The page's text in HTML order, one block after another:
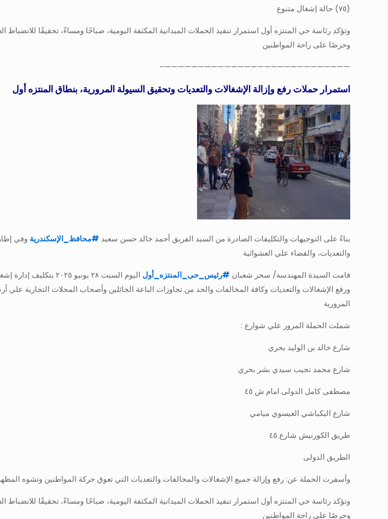
(٧٥) حالة إشغال متنوع
وتؤكد رئاسة حي المنتزه أول استمرار تنفيذ الحملات الميدانية المكثفة اليومية، صباحًا ومساءً، تحقيقًا
وحرصًا على راحة المواطنين
————————————————————————————–
استمرار حملات رفع وإزالة الإشغالات والتعديات وتحقيق السيولة المرورية، بنطاق المنتزه أول
بناءً على التوجيهات والتكليفات الصادرة من السيد الفريق أحمد خالد حسن سعيد #محافظ_الإسكندرية وفي
والتعديات، والقضاء علي العشوائية
قامت السيدة المهندسة/ سحر شعبان #رئيس_حى_المنتزه_أول
اليوم السبت ٢٨
ورفع الإشغالات والتعديات وكافة المخالفات والحد من تجاوزات الباعة الجائلين وأصحاب المحلات التجارية
المرورية
شملت الحملة المرور علي شوارع :
شارع خالد بن الوليد بحري
شارع محمد نجيب سيدي بشر بحري
مصطفى كامل الدولى امام ش ٤٥
شارع البكباشي العيسوي ميامي
طريق الكورنيش شارع ٤٥
الطريق الدولى
وأسفرت الحملة عن: رفع وإزالة جميع الإشغالات والمخالفات والتعديات التي تعوق حركة المواطنين وتشوه المظهر العام،
وتؤكد رئاسة حي المنتزه أول استمرار تنفيذ الحملات الميدانية المكثفة اليومية، صباحًا ومساءً، تحقيقًا
وحرصًا على راحة المواطنين